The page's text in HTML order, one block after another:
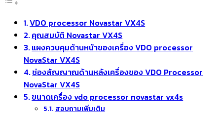
VDO processor Novastar VX4S
คุณสมบัติ Novastar VX4S
แผงควบคุมด้านหน้าของเครื่อง VDO processor
NovaStar VX4S
ช่องสัญญาณด้านหลังเครื่องของ VDO Processor
NovaStar VX4S
ขนาดเครื่อง vdo processor novastar vx4s
สอบถามเพิ่มเติม